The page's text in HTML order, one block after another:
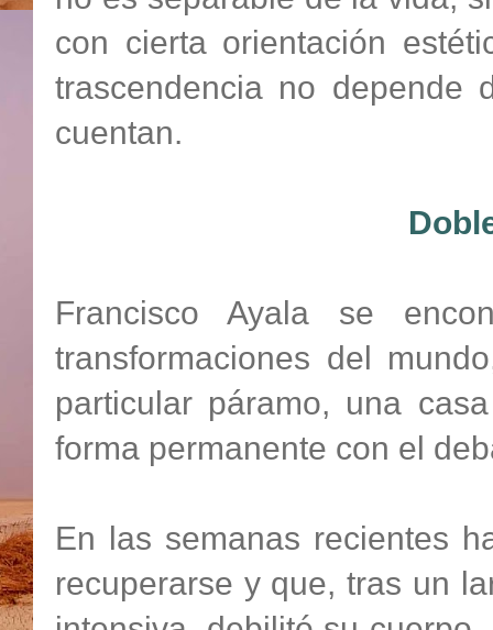
con cierta orientación
trascendencia no
cuentan.
Francisco Ayala se
transformaciones del
particular páramo, una
forma permanente con el
En las semanas recientes
recuperarse y que, tras un